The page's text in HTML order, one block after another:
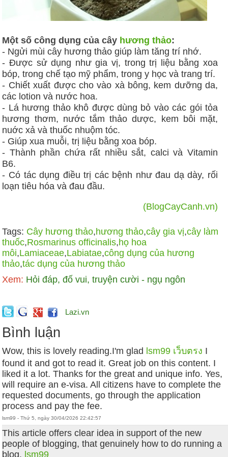
Một số công dụng của cây hương thảo:
- Ngửi mùi cây hương thảo giúp làm tăng trí nhớ.
- Được sử dụng như gia vị, trong trị liệu bằng xoa
bóp, trong chế tạo mỹ phẩm, trong y học và trang trí.
- Chiết xuất được cho vào xà bông, kem dưỡng da,
các lotion và nước hoa.
- Lá hương thảo khô được dùng bỏ vào các gói tỏa
hương thơm, nước tắm thảo dược, kem bôi mặt,
nuớc xả và thuốc nhuộm tóc.
- Giúp xua muỗi, trị liệu bằng xoa bóp.
- Thành phần chứa rất nhiều sắt, calci và Vitamin
B6.
- Có tác dụng điều trị các bệnh như đau dạ dày, rối
loạn tiêu hóa và đau đầu.
(BlogCayCanh.vn)
Tags: Cây hương thảo,hương thảo,cây gia vị,cây làm
thuốc,Rosmarinus officinalis,họ hoa
môi,Lamiaceae,Labiatae,công dụng của hương
thảo,tác dụng của hương thảo
Xem: Hỏi đáp, đố vui, truyện cười - ngụ ngôn
Lazi.vn
Bình luận
Wow, this is lovely reading.I'm glad lsm99 เว็บตรง I
found it and got to read it. Great job on this content. I
liked it a lot. Thanks for the great and unique info. Yes,
will require an e-visa. All citizens have to complete the
requested documents, go through the application
process and pay the fee.
lsm99 - Thứ 5, ngày 30/04/2026 22:42:57
This article offers clear idea in support of the new
people of blogging, that genuinely how to do running a
blog. lsm99